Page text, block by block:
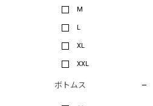
M
L
XL
XXL
ボトムス